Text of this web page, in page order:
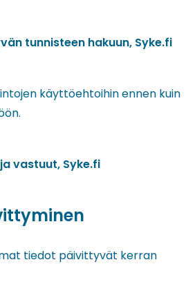
tunnisteen hakuun, Syke.fi
käyttöehtoihin ennen kuin
vastuut, Syke.fi
tiedot päivittyvät kerran